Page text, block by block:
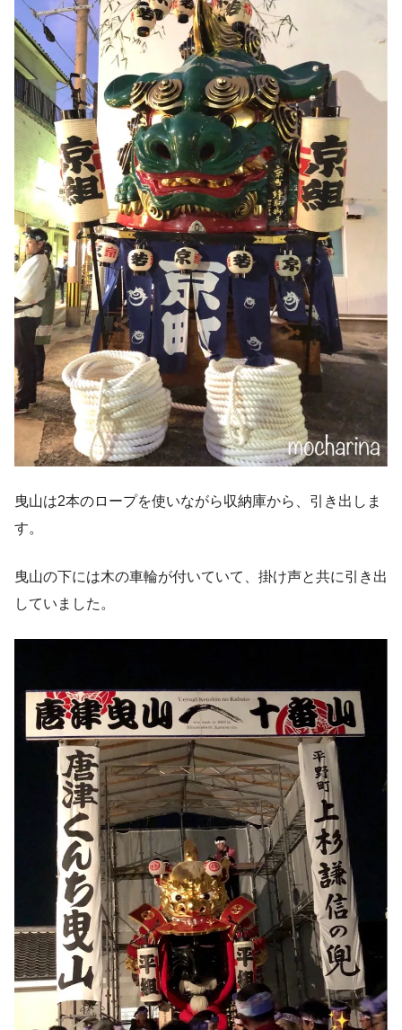
曳山は2本のロープを使いながら収納庫から、引き出しま
す。
曳山の下には木の車輪が付いていて、掛け声と共に引き出
していました。